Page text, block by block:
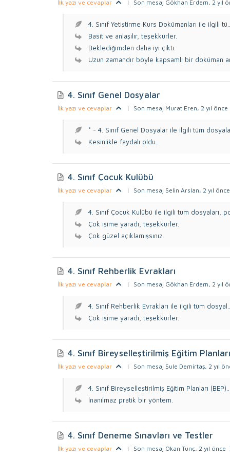
İlk yazı ve cevaplar | Son mesaj Gökhan Erdem, 2 yıl
4. Sınıf Yetiştirme Kurs Dokümanları ile ilgili tü...
Basit ve anlaşılır, teşekkürler.
Beklediğimden daha iyi çıktı.
Uzun zamandır böyle kapsamlı bir doküman
4. Sınıf Genel Dosyalar
İlk yazı ve cevaplar | Son mesaj Murat Eren, 2 yıl önce
* - 4. Sınıf Genel Dosyalar ile ilgili tüm
Kesinlikle faydalı oldu.
4. Sınıf Çocuk Kulübü
İlk yazı ve cevaplar | Son mesaj Selin Arslan, 2 yıl önce
4. Sınıf Çocuk Kulübü ile ilgili tüm dosyaları,
Çok işime yaradı, teşekkürler.
Çok güzel açıklamışsınız.
4. Sınıf Rehberlik Evrakları
İlk yazı ve cevaplar | Son mesaj Gökhan Erdem, 2 yıl
4. Sınıf Rehberlik Evrakları ile ilgili tüm dosyal...
Çok işime yaradı, teşekkürler.
4. Sınıf Bireyselleştirilmiş Eğitim
İlk yazı ve cevaplar | Son mesaj Şule Demirtaş, 2 yıl
4. Sınıf Bireyselleştirilmiş Eğitim Planları (BEP)...
İnanılmaz pratik bir yöntem.
4. Sınıf Deneme Sınavları ve Testler
İlk yazı ve cevaplar | Son mesaj Okan Tunç, 2 yıl önce